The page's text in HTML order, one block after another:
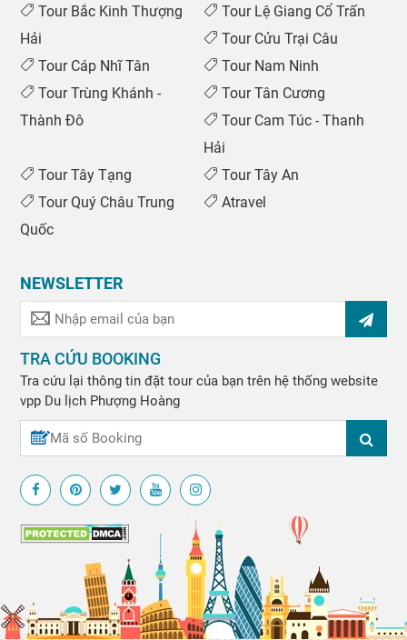
Tour Bắc Kinh Thượng
Hải
Tour Lệ Giang Cổ Trấn
Tour Cửu Trại Câu
Tour Cáp Nhĩ Tân
Tour Nam Ninh
Tour Trùng Khánh -
Thành Đô
Tour Tân Cương
Tour Cam Túc - Thanh
Hải
Tour Tây Tạng
Tour Tây An
Tour Quý Châu Trung
Quốc
Atravel
NEWSLETTER
TRA CỨU BOOKING
Tra cứu lại thông tin đặt tour của bạn trên hệ thống website
vpp Du lịch Phượng Hoàng